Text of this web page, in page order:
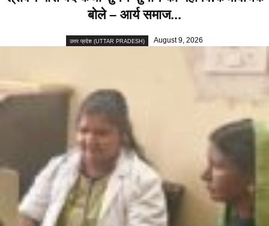
बोले – आर्य समाज...
उत्तर प्रदेश (UTTAR PRADESH) August 9, 2026